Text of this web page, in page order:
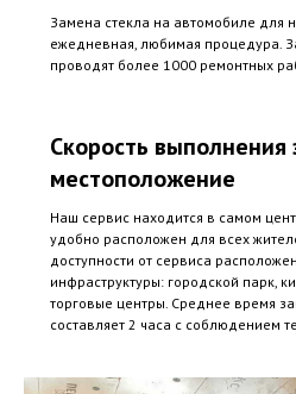
Замена стекла на автомобиле для
ежедневная, любимая процедура.
проводят более 1000 ремонтных
Скорость
местоположение
Наш сервис находится в самом
удобно расположен для всех
доступности от сервиса
инфраструктуры: городской парк,
торговые центры. Среднее время
составляет 2 часа с соблюдением